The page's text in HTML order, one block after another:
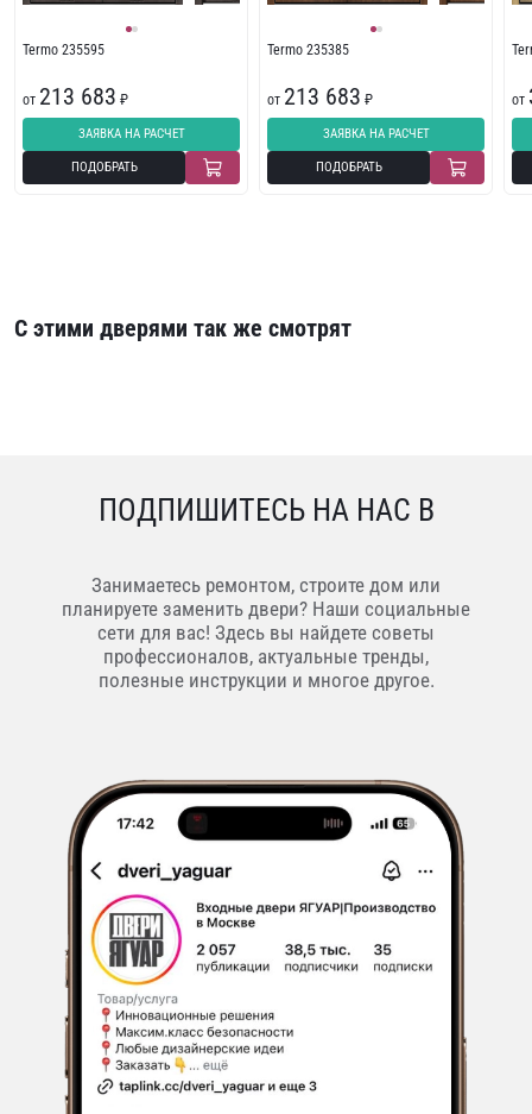
Termo 235595
от 213 683 ₽
ЗАЯВКА НА РАСЧЕТ
ПОДОБРАТЬ
Termo 235385
от 213 683 ₽
ЗАЯВКА НА РАСЧЕТ
ПОДОБРАТЬ
от
С этими дверями так же смотрят
ПОДПИШИТЕСЬ НА НАС В
Занимаетесь ремонтом, строите дом или
планируете заменить двери? Наши социальные
сети для вас! Здесь вы найдете советы
профессионалов, актуальные тренды,
полезные инструкции и многое другое.